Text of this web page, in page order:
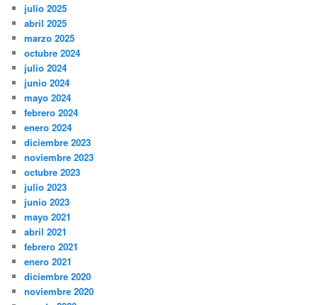
julio 2025
abril 2025
marzo 2025
octubre 2024
julio 2024
junio 2024
mayo 2024
febrero 2024
enero 2024
diciembre 2023
noviembre 2023
octubre 2023
julio 2023
junio 2023
mayo 2021
abril 2021
febrero 2021
enero 2021
diciembre 2020
noviembre 2020